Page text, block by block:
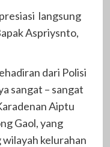
langsung
Aspriysnto,
dari Polisi
sangat – sangat
Aiptu
Gaol, yang
wilayah kelurahan